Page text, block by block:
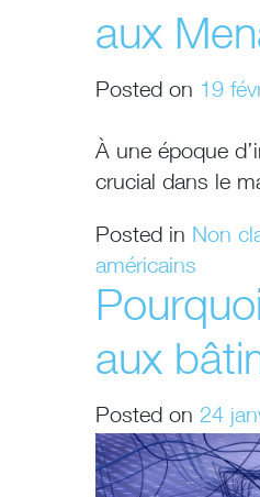
aux
Posted on 19
À une époque
crucial dans le
Posted in Non
américains
aux
Posted on 24